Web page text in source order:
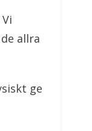
allra
ge